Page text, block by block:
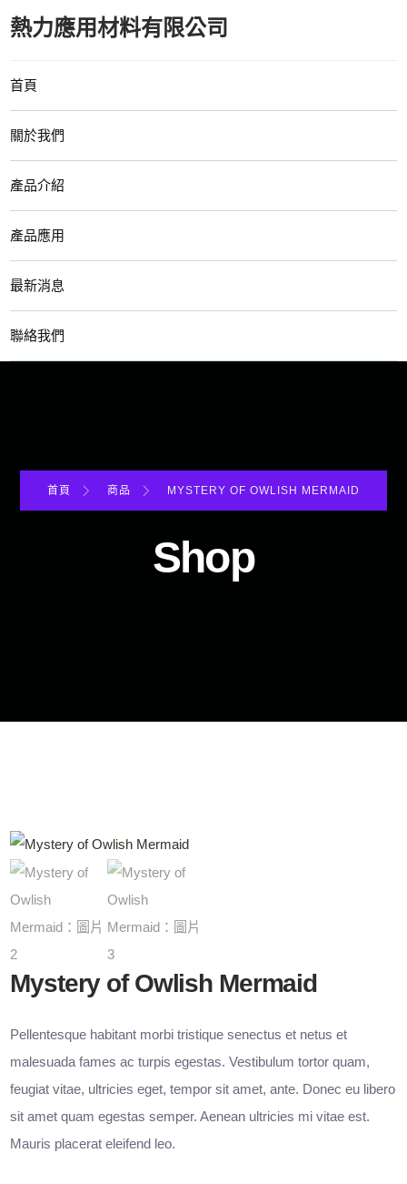
熱力應用材料有限公司
首頁
關於我們
產品介紹
產品應用
最新消息
聯絡我們
首頁 商品 MYSTERY OF OWLISH MERMAID
Shop
Mystery of Owlish Mermaid
Pellentesque habitant morbi tristique senectus et netus et
malesuada fames ac turpis egestas. Vestibulum tortor quam,
feugiat vitae, ultricies eget, tempor sit amet, ante. Donec eu libero
sit amet quam egestas semper. Aenean ultricies mi vitae est.
Mauris placerat eleifend leo.